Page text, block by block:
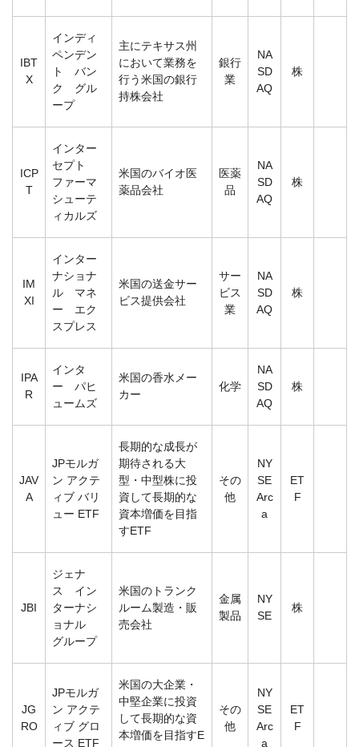
IBT
X
インディ
ペンデン
ト バン
ク グル
ープ
主にテキサス州
において業務を
行う米国の銀行
持株会社
銀行
業
NA
SD
AQ
株
ICP
T
インター
セプト
ファーマ
シューテ
ィカルズ
米国のバイオ医
薬品会社
医薬
品
NA
SD
AQ
株
IM
XI
インター
ナショナ
ル マネ
ー エク
スプレス
米国の送金サー
ビス提供会社
サー
ビス
業
NA
SD
AQ
株
IPA
R
インタ
ー パヒ
ュームズ
米国の香水メー
カー
化学
NA
SD
AQ
株
JAV
A
JPモルガ
ン アクテ
ィブ バリ
ュー ETF
長期的な成長が
期待される大
型・中型株に投
資して長期的な
資本増価を目指
すETF
その
他
NY
SE
Arc
a
ET
F
JBI
ジェナ
ス イン
ターナシ
ョナル
グループ
米国のトランク
ルーム製造・販
売会社
金属
製品
NY
SE
株
JG
RO
JPモルガ
ン アクテ
ィブ グロ
ース ETF
米国の大企業・
中堅企業に投資
して長期的な資
本増価を目指すE
その
他
NY
SE
Arc
a
ET
F